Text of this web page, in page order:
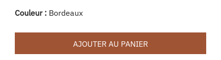
Couleur : Bordeaux
AJOUTER AU PANIER